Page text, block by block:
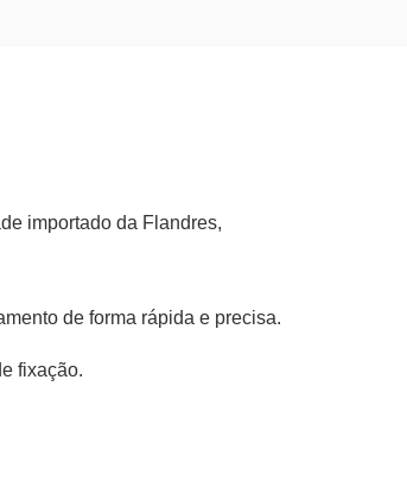
importado da Flandres,
de forma rápida e precisa.
fixação.